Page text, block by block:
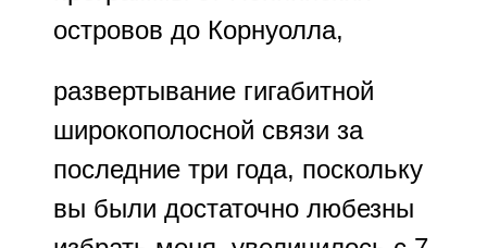
островов до Корнуолла,
развертывание гигабитной
широкополосной связи за
последние три года, поскольку
вы были достаточно любезны